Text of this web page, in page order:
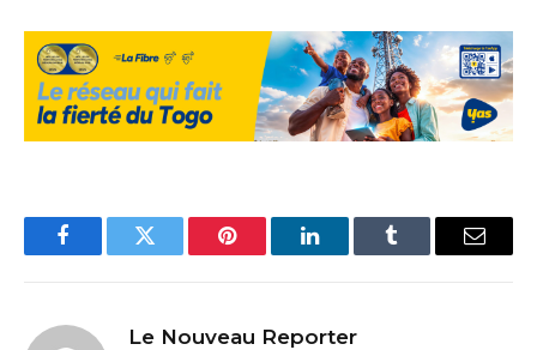
FacebookTwitter Pinterest LinkedInTumblr Email
Le Nouveau Reporter